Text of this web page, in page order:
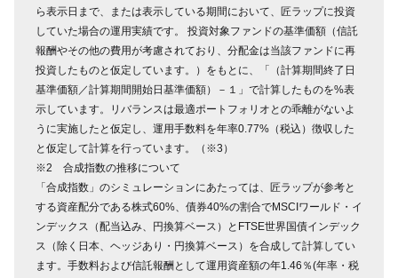
ら表示日まで、または表示している期間において、匠ラップに投資
していた場合の運用実績です。 投資対象ファンドの基準価額（信託
報酬やその他の費用が考慮されており、分配金は当該ファンドに再
投資したものと仮定しています。）をもとに、「（計算期間終了日
基準価額／計算期間開始日基準価額）－１」で計算したものを%表
示しています。リバランスは最適ポートフォリオとの乖離がないよ
うに実施したと仮定し、運用手数料を年率0.77%（税込）徴収した
と仮定して計算を行っています。（※3）
※2 合成指数の推移について
「合成指数」のシミュレーションにあたっては、匠ラップが参考と
する資産配分である株式60%、債券40%の割合でMSCIワールド・イ
ンデックス（配当込み、円換算ベース）とFTSE世界国債インデック
ス（除く日本、ヘッジあり・円換算ベース）を合成して計算してい
ます。手数料および信託報酬として運用資産額の年1.46％(年率・税